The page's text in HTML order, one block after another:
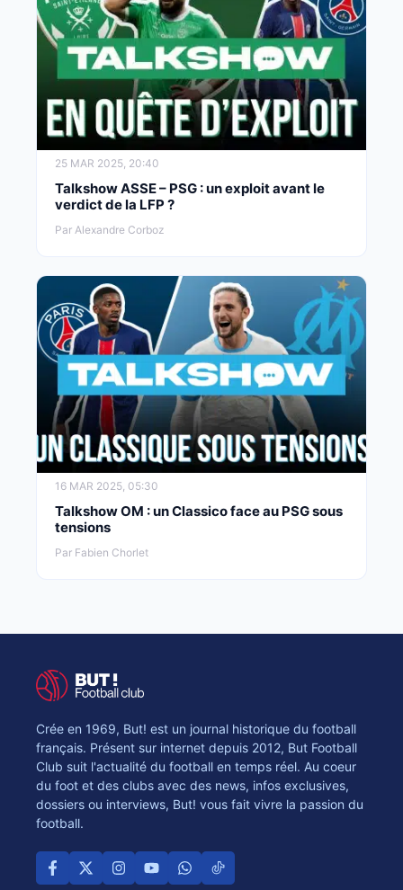
25 MAR 2025, 20:40
Talkshow ASSE – PSG : un exploit avant le
verdict de la LFP ?
Par Alexandre Corboz
16 MAR 2025, 05:30
Talkshow OM : un Classico face au PSG sous
tensions
Par Fabien Chorlet
Crée en 1969, But! est un journal historique du football
français. Présent sur internet depuis 2012, But Football
Club suit l'actualité du football en temps réel. Au coeur
du foot et des clubs avec des news, infos exclusives,
dossiers ou interviews, But! vous fait vivre la passion du
football.